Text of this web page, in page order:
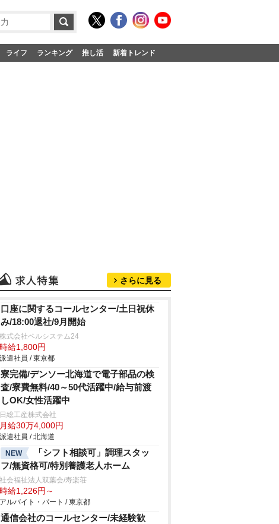
ライフ ランキング 推し活 新着トレンド
さらに見る
口座に関するコールセンター/土日祝休
み/18:00退社/9月開始
株式会社ベルシステム24
時給1,800円
派遣社員 / 東京都
寮完備/デンソー北海道で電子部品の検
査/寮費無料/40～50代活躍中/給与前渡
しOK/女性活躍中
日総工産株式会社
月給30万4,000円
派遣社員 / 北海道
NEW
「シフト相談可」調理スタッ
フ/無資格可/特別養護老人ホーム
社会福祉法人双葉会/寿楽荘
時給1,226円～
アルバイト・パート / 東京都
通信会社のコールセンター/未経験歓